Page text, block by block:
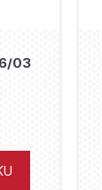
03